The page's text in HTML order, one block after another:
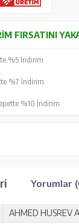
FIRSATINI
%5 İndirim
%7 İndirim
%10 İndirim
Yorumlar
AHMED HUSREV